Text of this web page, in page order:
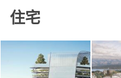
住宅